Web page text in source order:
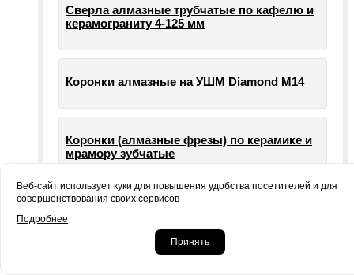
Сверла алмазные трубчатые по кафелю и
керамограниту 4-125 мм
Коронки алмазные на УШМ Diamond М14
Коронки (алмазные фрезы) по керамике и
мрамору зубчатые
машин УШМ болгарки
Веб-сайт использует куки для повышения удобства посетителей и для
совершенствования своих сервисов
Подробнее
Принять